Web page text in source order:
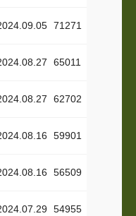
71271
65011
62702
59901
56509
54955